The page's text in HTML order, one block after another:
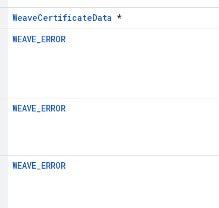
WeaveCertificateData *
WEAVE_ERROR
WEAVE_ERROR
WEAVE_ERROR